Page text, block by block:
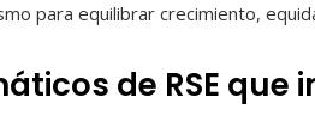
para equilibrar crecimiento,
de RSE